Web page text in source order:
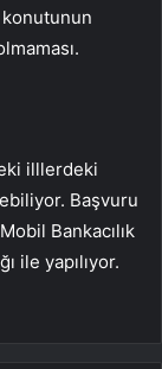
illlerdeki
Başvuru
Bankacılık
ile yapılıyor.